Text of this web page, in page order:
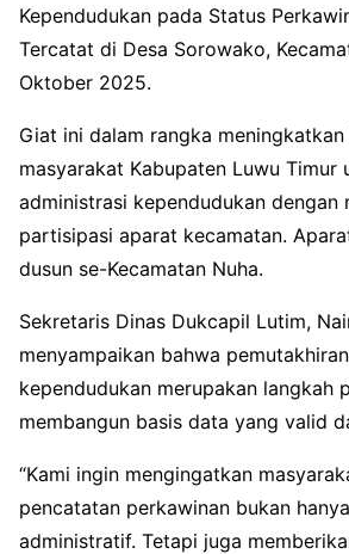
Kependudukan pada Status
Tercatat di Desa Sorowako,
Oktober 2025.
Giat ini dalam rangka
masyarakat Kabupaten Luwu Timur
administrasi kependudukan dengan
partisipasi aparat kecamatan.
dusun se-Kecamatan Nuha.
Sekretaris Dinas Dukcapil Lutim,
menyampaikan bahwa
kependudukan merupakan langkah
membangun basis data yang valid
“Kami ingin mengingatkan
pencatatan perkawinan bukan
administratif. Tetapi juga